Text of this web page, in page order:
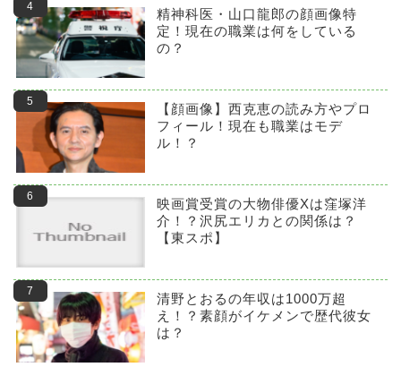
精神科医・山口龍郎の顔画像特
定！現在の職業は何をしている
の？
【顔画像】西克恵の読み方やプロ
フィール！現在も職業はモデ
ル！？
映画賞受賞の大物俳優Xは窪塚洋
介！？沢尻エリカとの関係は？
【東スポ】
清野とおるの年収は1000万超
え！？素顔がイケメンで歴代彼女
は？